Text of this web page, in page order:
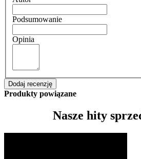
Podsumowanie
Opinia
Dodaj recenzję
Produkty powiązane
Nasze hity